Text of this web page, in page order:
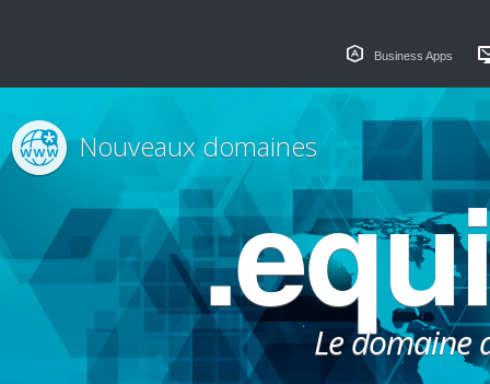
Business Apps
Le domaine
Nouveaux domaines